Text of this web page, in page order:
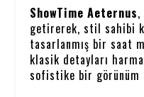
ShowTime Aeternus
getirerek, stil sahibi
tasarlanmış bir saat
klasik detayları
sofistike bir görünüm